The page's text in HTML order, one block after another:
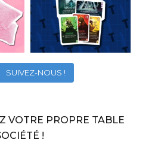
SUIVEZ-NOUS !
VOTRE PROPRE TABLE
!